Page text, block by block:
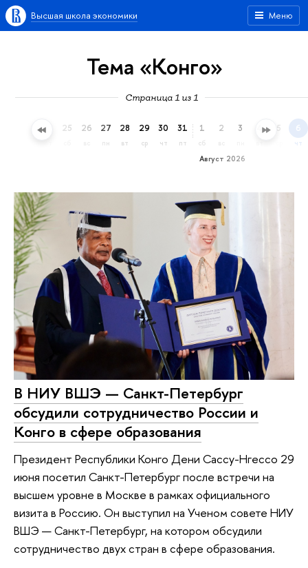
Меню
Высшая школа экономики
Тема «Конго»
Страница 1 из 1
24 25 26 27
пн
28
вт
29
ср
30
чт
31
пт
Август 2026
1
сб
2 3 4 5 6
чт
В НИУ ВШЭ — Санкт-Петербург
обсудили сотрудничество России и
Конго в сфере образования
Президент Республики Конго Дени Сассу-Нгессо 29
июня посетил Санкт-Петербург после встречи на
высшем уровне в Москве в рамках официального
визита в Россию. Он выступил на Ученом совете НИУ
ВШЭ — Санкт-Петербург, на котором обсудили
сотрудничество двух стран в сфере образования.